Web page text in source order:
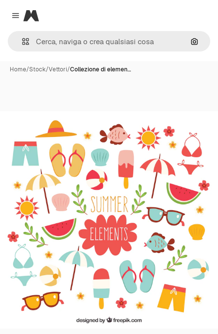
Close menu
Magnific
Cerca
Home/Stock/Vettori/Collezione di elemen…